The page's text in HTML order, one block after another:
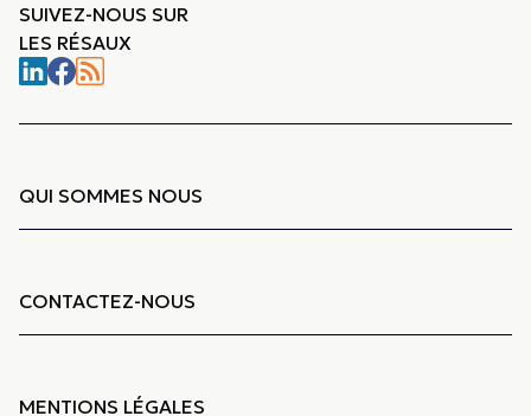
SUIVEZ-NOUS SUR
LES RÉSAUX
QUI SOMMES NOUS
CONTACTEZ-NOUS
MENTIONS LÉGALES